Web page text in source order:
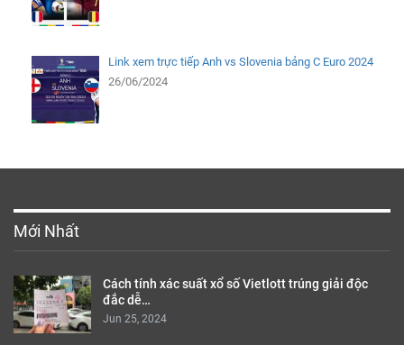
Link xem trực tiếp Anh vs Slovenia bảng C Euro 2024
26/06/2024
Mới Nhất
Cách tính xác suất xổ số Vietlott trúng giải độc
đắc dễ…
Jun 25, 2024